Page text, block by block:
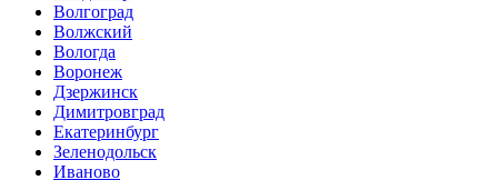
Волгоград
Волжский
Вологда
Воронеж
Дзержинск
Димитровград
Екатеринбург
Зеленодольск
Иваново